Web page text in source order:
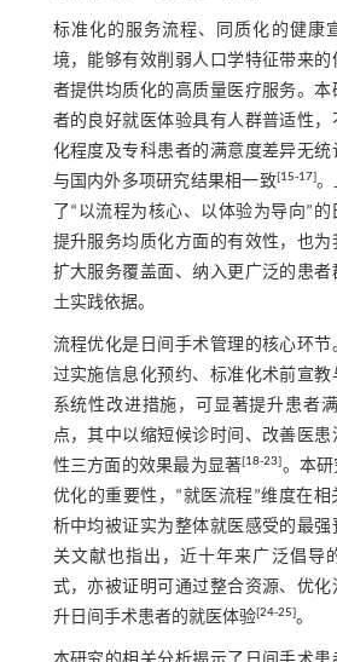
标准化的服务流程、同质化的健康
境，能够有效削弱人口学特征带来的
者提供均质化的高质量医疗服务。本
者的良好就医体验具有人群普适性
化程度及专科患者的满意度差异无
与国内外多项研究结果相一致[15-17]。
了“以流程为核心、以体验为导向”
提升服务均质化方面的有效性，也
扩大服务覆盖面、纳入更广泛的患
土实践依据。
流程优化是日间手术管理的核心环
过实施信息化预约、标准化术前宣
系统性改进措施，可显著提升患者
点，其中以缩短候诊时间、改善医
性三方面的效果最为显著[18-23]。本
优化的重要性，“就医流程”维度在
析中均被证实为整体就医感受的最强
关文献也指出，近十年来广泛倡导
式，亦被证明可通过整合资源、优
升日间手术患者的就医体验[24-25]。